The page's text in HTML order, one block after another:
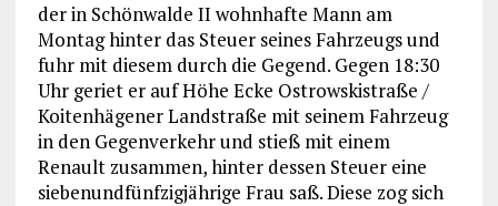
der in Schönwalde II wohnhafte Mann am
Montag hinter das Steuer seines Fahrzeugs und
fuhr mit diesem durch die Gegend. Gegen 18:30
Uhr geriet er auf Höhe Ecke Ostrowskistraße /
Koitenhägener Landstraße mit seinem Fahrzeug
in den Gegenverkehr und stieß mit einem
Renault zusammen, hinter dessen Steuer eine
siebenundfünfzigjährige Frau saß. Diese zog sich